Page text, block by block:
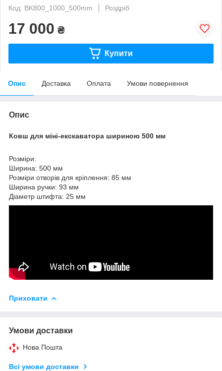
Код: BK800_1000_500mm
Роздріб
17 000 ₴
Купити
Опис Доставка Оплата Умови повернення
Опис
Ковш для міні-екскаватора шириною 500 мм
Розміри:
Ширина: 500 мм
Розміри отворів для кріплення: 85 мм
Ширина ручки: 93 мм
Діаметр штифта: 25 мм
Приховати
Умови доставки
Нова Пошта
Всі умови доставки